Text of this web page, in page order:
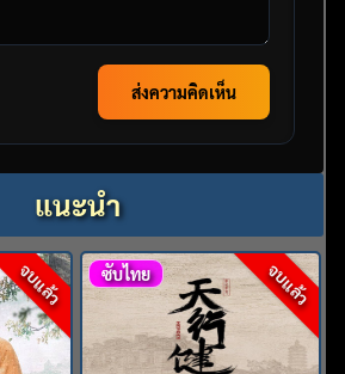
ส่งความคิดเห็น
แนะนำ
จบแล้ว จบแล้ว
ซับไทย